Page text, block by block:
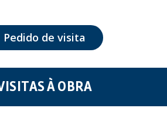
requirements provided for the General Data Protection
General Data Protection Regulation (GDPR) 2016 by
Pedido de visita
À OBRA